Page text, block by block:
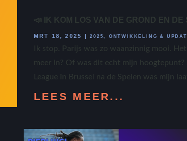
📣 IK KOM LOS VAN DE GROND EN
MRT 18, 2025 |2025, ONTWIKKELING &
Ik stop. Parijs was zo waanzinnig mooi.
meer in? Of was dit echt mijn
League in Brussel na de Spelen was mijn
LEES MEER...